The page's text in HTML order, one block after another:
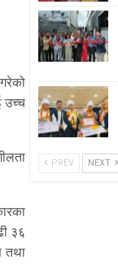
उच्च
३६
तथा
PREV NEXT